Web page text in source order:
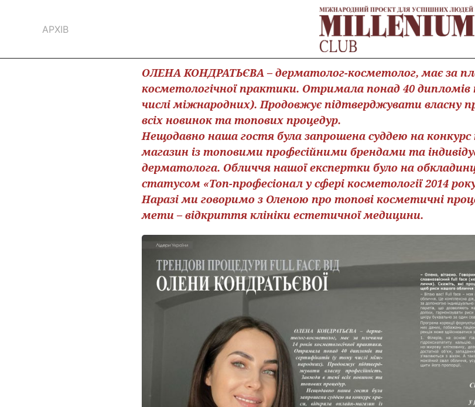
АРХІВ
ОЛЕНА КОНДРАТЬЄВА – дерматолог-косметолог, має за
косметологічної практики. Отримала понад 40
числі міжнародних). Продовжує підтверджувати власну
всіх новинок та топових процедур.
Нещодавно наша гостя була запрошена суддею на конкурс
магазин із топовими професійними брендами та
дерматолога. Обличчя нашої експертки було на
статусом «Топ-професіонал у сфері косметології 2014
Наразі ми говоримо з Оленою про топові косметичні
мети – відкриття клініки естетичної медицини.